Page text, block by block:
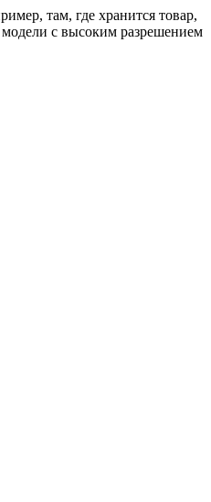
там, где хранится товар,
модели с высоким разрешением